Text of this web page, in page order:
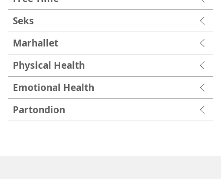
Seks
Marhallet
Physical Health
Emotional Health
Partondion